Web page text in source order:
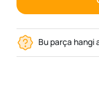
Bu parça hangi